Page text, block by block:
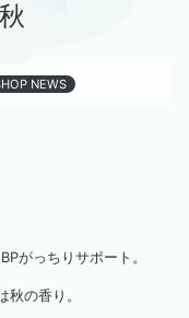
NEWS
がっちりサポート。
の香り。